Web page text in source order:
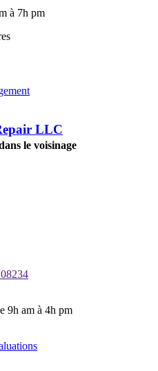
à 7h pm
LLC
le voisinage
9h am à 4h pm